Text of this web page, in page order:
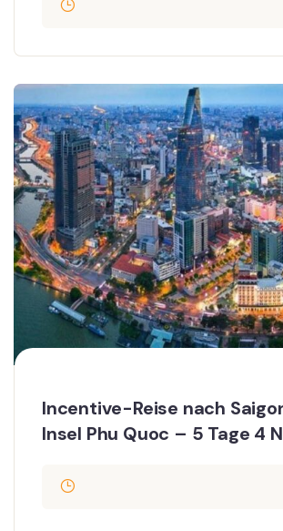
Incentive-Reise nach
Insel Phu Quoc – 5 Tage 4